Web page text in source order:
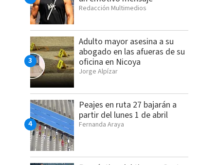
Redacción Multimedios
Adulto mayor asesina a su
abogado en las afueras de su
oficina en Nicoya
Jorge Alpízar
Peajes en ruta 27 bajarán a
partir del lunes 1 de abril
Fernanda Araya